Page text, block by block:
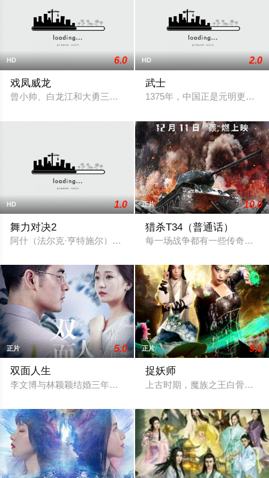
HD 6.0
戏凤威龙
曾小帅、白龙江和大勇三人为寻找韩诗瑶，一同离开北京来到
HD 2.0
武士
1375年，中国正是元明更替之
HD 1.0
舞力对决2
阿什（法尔克·亨特施尔）是一名优秀的街舞舞者，然而在和美
正片 10.0
猎杀T34（普通话）
每一场战争都有一些传奇故事
正片 5.0
双面人生
李文博与林颖颖结婚三年一直没有孩子，林颖颖一直为孩子的
正片 9.0
捉妖师
上古时期，魔族之王白骨夫